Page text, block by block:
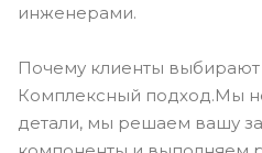
инженерами.
Почему клиенты выбирают
Комплексный подход.Мы
детали, мы решаем вашу